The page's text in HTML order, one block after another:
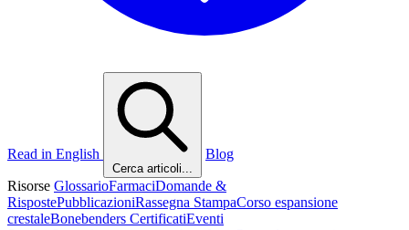
Read in English
Cerca articoli...
Blog
Risorse GlossarioFarmaciDomande &
RispostePubblicazioniRassegna StampaCorso espansione
crestaleBonebenders CertificatiEventi